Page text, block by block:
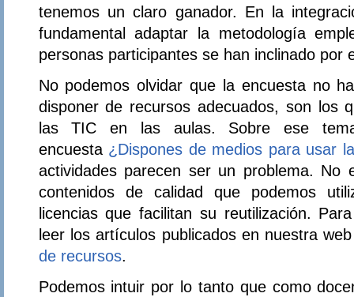
tenemos un claro ganador. En la
fundamental adaptar la metodología
personas participantes se han inclinado por
No podemos olvidar que la encuesta no
disponer de recursos adecuados, son los
las TIC en las aulas. Sobre ese
encuesta ¿Dispones de medios para usar
actividades parecen ser un problema.
contenidos de calidad que podemos
licencias que facilitan su reutilización.
leer los artículos publicados en nuestra
de recursos.
Podemos intuir por lo tanto que como